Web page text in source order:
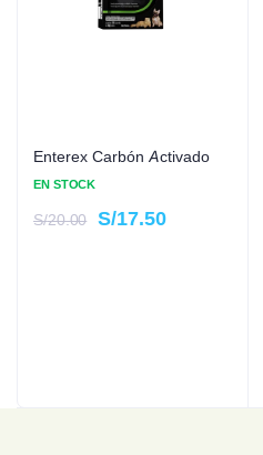
Enterex Carbón Activado
EN STOCK
S/20.00 S/17.50